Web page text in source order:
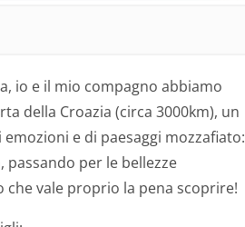
io e il mio compagno abbiamo
della Croazia (circa 3000km), un
e di paesaggi mozzafiato:
passando per le bellezze
vale proprio la pena scoprire!